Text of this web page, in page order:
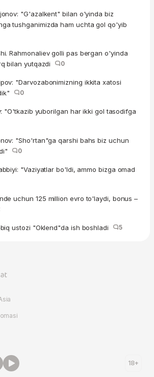
"G'azalkent" bilan o'yinda biz
tushganimizda ham uchta gol qo'yib
Rahmonaliev golli pas bergan o'yinda
bilan yutqazdi
0
"Darvozabonimizning ikkita xatosi
0
"O'tkazib yuborilgan har ikki gol tasodifga
"Sho'rtan"ga qarshi bahs biz uchun
0
"Vaziyatlar bo'ldi, ammo bizga omad
uchun 125 million evro to'laydi, bonus –
ustozi "Oklend"da ish boshladi 5
18+